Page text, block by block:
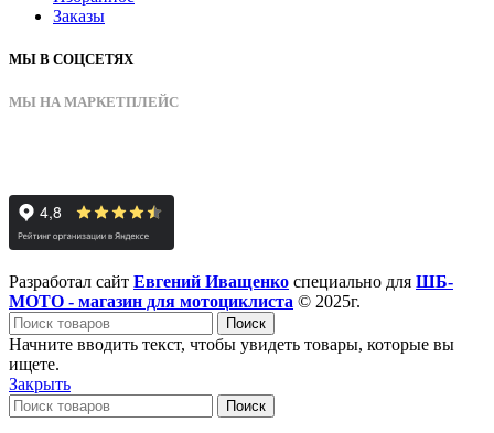
Заказы
МЫ В СОЦСЕТЯХ
МЫ НА МАРКЕТПЛЕЙС
Разработал сайт Евгений Иващенко специально для ШБ-
МОТО - магазин для мотоциклиста © 2025г.
Поиск
Начните вводить текст, чтобы увидеть товары, которые вы
ищете.
Закрыть
Поиск